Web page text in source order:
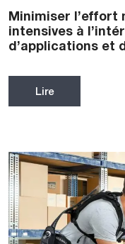
Minimiser l’effort
intensives à
d’applications et
Lire